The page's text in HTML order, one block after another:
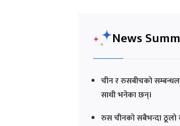
News
चीन र रुसबीचको
साथी भनेका छन्।
रुस चीनको सबैभन्दा ठूलो